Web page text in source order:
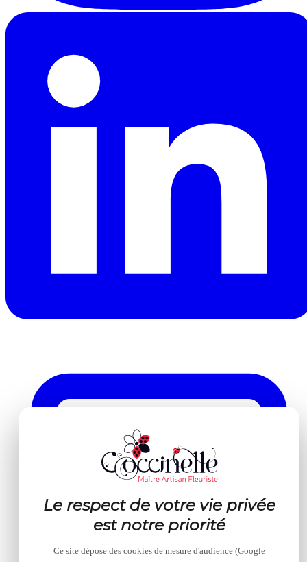
Le respect de votre vie privée
est notre priorité
Ce site dépose des cookies de mesure d'audience (Google